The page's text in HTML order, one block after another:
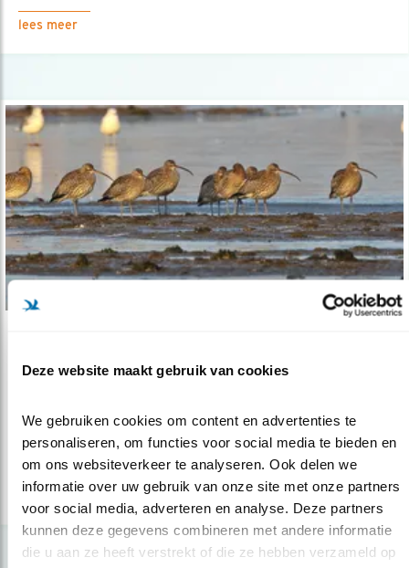
Deze website maakt gebruik van cookies
We gebruiken cookies om content en advertenties te
personaliseren, om functies voor social media te bieden en
om ons websiteverkeer te analyseren. Ook delen we
informatie over uw gebruik van onze site met onze partners
voor social media, adverteren en analyse. Deze partners
kunnen deze gegevens combineren met andere informatie
die u aan ze heeft verstrekt of die ze hebben verzameld op
lees meer
De wulpen van Staphorst
wulpenbolwerk van West-Europa.
lees meer